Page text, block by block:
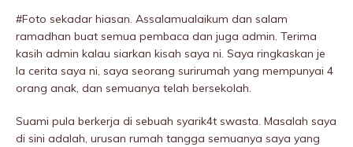
#Foto sekadar hiasan. Assalamualaikum dan salam
ramadhan buat semua pembaca dan juga admin. Terima
kasih admin kalau siarkan kisah saya ni. Saya ringkaskan je
la cerita saya ni, saya seorang surirumah yang mempunyai 4
orang anak, dan semuanya telah bersekolah.
Suami pula berkerja di sebuah syarik4t swasta. Masalah saya
di sini adalah, urusan rumah tangga semuanya saya yang